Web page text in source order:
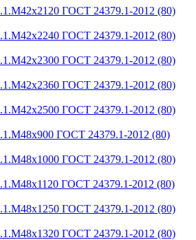
ГОСТ 24379.1-2012 (80)
ГОСТ 24379.1-2012 (80)
ГОСТ 24379.1-2012 (80)
ГОСТ 24379.1-2012 (80)
ГОСТ 24379.1-2012 (80)
ГОСТ 24379.1-2012 (80)
ГОСТ 24379.1-2012 (80)
ГОСТ 24379.1-2012 (80)
ГОСТ 24379.1-2012 (80)
ГОСТ 24379.1-2012 (80)